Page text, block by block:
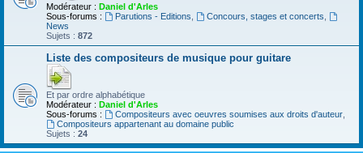
Modérateur : Daniel d'Arles
Sous-forums :
Parutions - Editions Concours, stages et concerts
News
Sujets : 872
Liste des compositeurs de musique pour guitare
Et par ordre alphabétique
Modérateur : Daniel d'Arles
Sous-forums :
Compositeurs avec oeuvres soumises aux droits d'auteur,
Compositeurs appartenant au domaine public
Sujets : 24